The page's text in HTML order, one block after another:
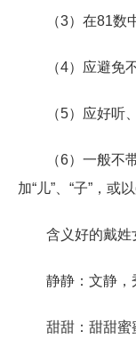
（3）在81数中
（4）应避免不
（5）应好听、
（6）一般不带
加“儿”、“子”，或
含义好的戴姓
静静：文静，
甜甜：甜甜蜜